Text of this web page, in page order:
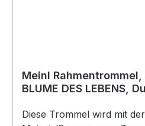
Meinl
BLUME DES LEBENS, Durchmesser zirka
Diese Trommel wird mit